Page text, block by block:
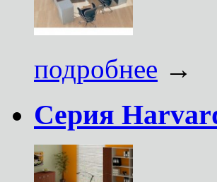
подробнее →
Серия